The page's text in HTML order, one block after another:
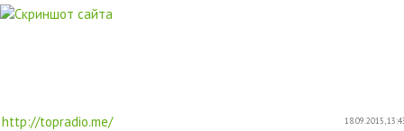
http://topradio.me/ 18.09.2015,